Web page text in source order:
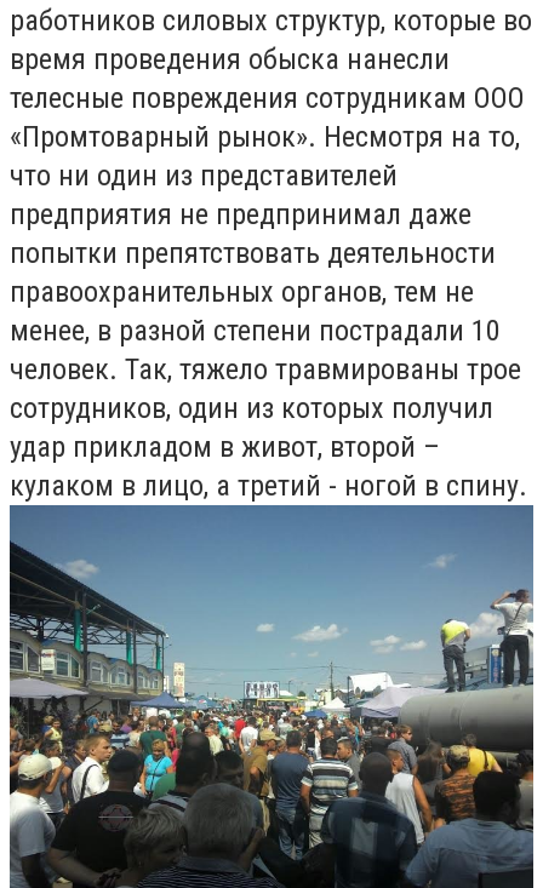
работников силовых структур, которые во
время проведения обыска нанесли
телесные повреждения сотрудникам ООО
«Промтоварный рынок». Несмотря на то,
что ни один из представителей
предприятия не предпринимал даже
попытки препятствовать деятельности
правоохранительных органов, тем не
менее, в разной степени пострадали 10
человек. Так, тяжело травмированы трое
сотрудников, один из которых получил
удар прикладом в живот, второй –
кулаком в лицо, а третий - ногой в спину.